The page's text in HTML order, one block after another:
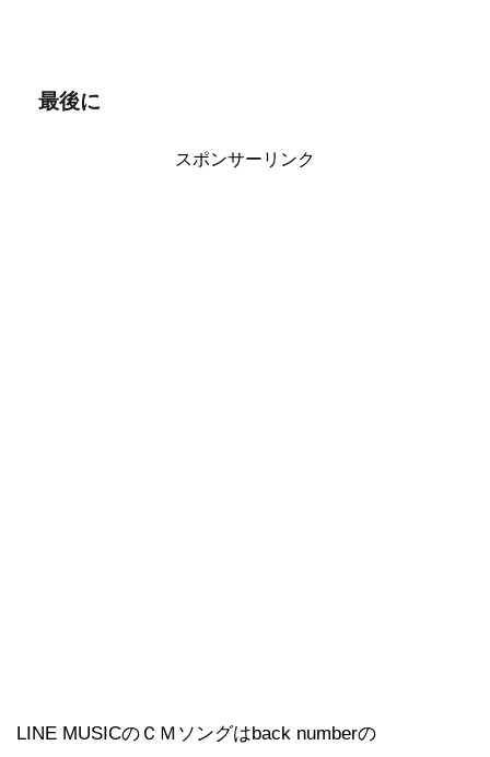
最後に
スポンサーリンク
LINE MUSICのＣＭソングはback numberの